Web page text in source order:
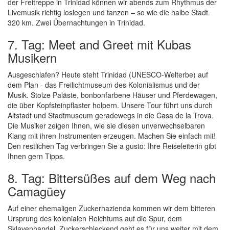
der Freitreppe in Trinidad können wir abends zum Rhythmus der
Livemusik richtig loslegen und tanzen – so wie die halbe Stadt.
320 km. Zwei Übernachtungen in Trinidad.
7. Tag: Meet and Greet mit Kubas
Musikern
Ausgeschlafen? Heute steht Trinidad (UNESCO-Welterbe) auf
dem Plan - das Freilichtmuseum des Kolonialismus und der
Musik. Stolze Paläste, bonbonfarbene Häuser und Pferdewagen,
die über Kopfsteinpflaster holpern. Unsere Tour führt uns durch
Altstadt und Stadtmuseum geradewegs in die Casa de la Trova.
Die Musiker zeigen Ihnen, wie sie diesen unverwechselbaren
Klang mit ihren Instrumenten erzeugen. Machen Sie einfach mit!
Den restlichen Tag verbringen Sie a gusto: Ihre Reiseleiterin gibt
Ihnen gern Tipps.
8. Tag: Bittersüßes auf dem Weg nach
Camagüey
Auf einer ehemaligen Zuckerhazienda kommen wir dem bitteren
Ursprung des kolonialen Reichtums auf die Spur, dem